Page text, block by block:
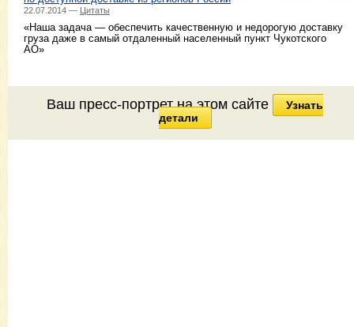
22.07.2014 — Цитаты
«Наша задача — обеспечить качественную и недорогую доставку
груза даже в самый отдаленный населенный пункт Чукотского
АО»
Ваш пресс-портрет на этом сайте
Узнать
детали